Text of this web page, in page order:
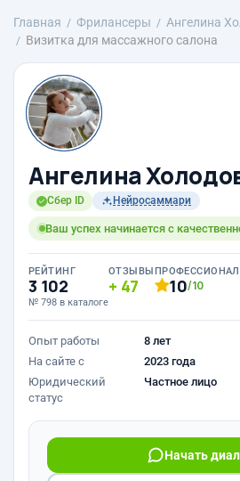
Главная Фрилансеры Ангелина
Визитка для массажного салона
Ангелина
Сбер ID Нейросаммари
Ваш успех начинается с
РЕЙТИНГ
3 102
№ 798 в каталоге
ОТЗЫВЫ
47 10/10
Опыт работы
8 лет
На сайте с
2023 года
Юридический
статус
Частное лицо
Начать